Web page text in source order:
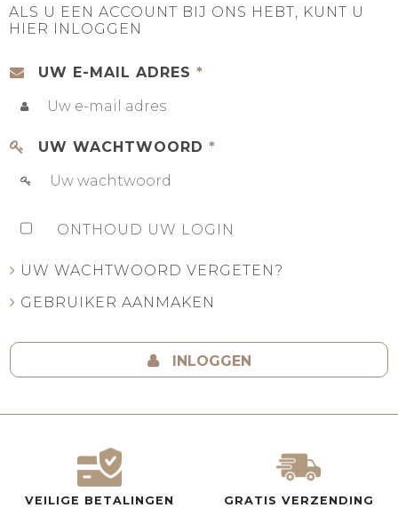
ALS U EEN ACCOUNT BIJ ONS HEBT, KUNT U
HIER INLOGGEN
UW E-MAIL ADRES *
UW WACHTWOORD *
ONTHOUD UW LOGIN
UW WACHTWOORD VERGETEN?
GEBRUIKER AANMAKEN
INLOGGEN
VEILIGE BETALINGEN GRATIS VERZENDING